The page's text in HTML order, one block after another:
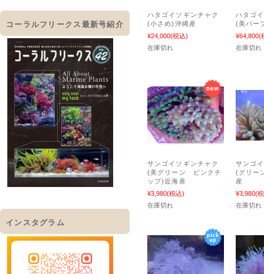
ハタゴイソギンチャク
(小さめ)沖縄産
¥24,000(税込)
在庫切れ
ハタゴ
(美パー
¥64,800(
在庫切れ
サンゴイソギンチャク
(美グリーン ピンクチ
ップ)近海産
¥3,980(税込)
在庫切れ
サンゴ
(グリー
産
¥3,980(
在庫切れ
コーラルフリークス最新号紹介
インスタグラム